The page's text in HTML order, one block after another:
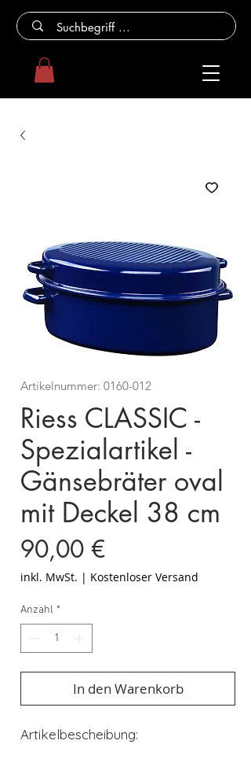
Artikelnummer: 0160-012
Riess CLASSIC -
Spezialartikel -
Gänsebräter oval
mit Deckel 38 cm
90,00 €Preis
inkl. MwSt. | Kostenloser Versand
Anzahl *
In den Warenkorb
Artikelbescheibung: